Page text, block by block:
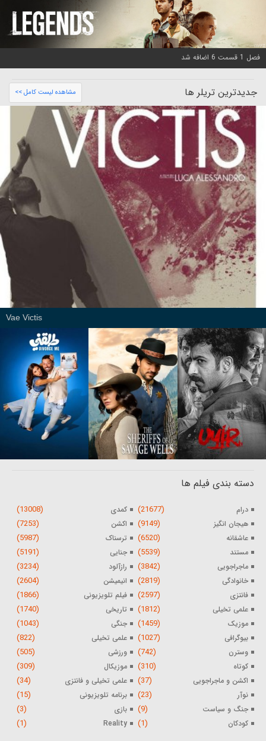
فصل 1 قسمت 6 اضافه شد
جدیدترین تریلر ها مشاهده لیست کامل >>
Vae Victis
دسته بندی فیلم ها
درام (21677) کمدی (13008)
هیجان انگیز (9149) اکشن (7253)
عاشقانه (6520) ترسناک (5987)
مستند (5539) جنایی (5191)
ماجراجویی (3842) رازآلود (3234)
خانوادگی (2819) انیمیشن (2604)
فانتزی (2597) فیلم تلویزیونی (1866)
علمی تخیلی (1812) تاریخی (1740)
موزیک (1459) جنگی (1043)
بیوگرافی (1027) علمی تخیلی (822)
وسترن (742) ورزشی (505)
کوتاه (310) موزیکال (309)
اکشن و ماجراجویی (37) علمی تخیلی و فانتزی (34)
نوآر (23) برنامه تلویزیونی (15)
جنگ و سیاست (9) بازی (3)
کودکان (1)
Reality
(1)